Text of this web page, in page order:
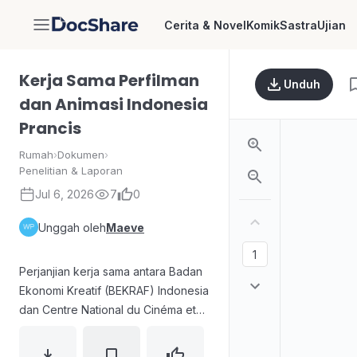
DocShare Cerita & NovelKomikSastraUjian
Kerja Sama Perfilman
dan Animasi Indonesia
Prancis
Rumah›Dokumen›
Penelitian & Laporan
Jul 6, 2026 7 0
Unggah olehMaeve
Perjanjian kerja sama antara Badan
Ekonomi Kreatif (BEKRAF) Indonesia
dan Centre National du Cinéma et
menetapkan kerangka kolaborasi di
Unduh